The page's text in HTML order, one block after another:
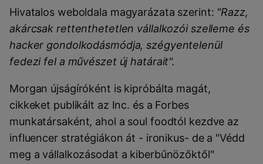
Hivatalos weboldala magyarázata szerint: "Razz,
akárcsak rettenthetetlen vállalkozói szelleme és
hacker gondolkodásmódja, szégyentelenül
fedezi fel a művészet új határait".
Morgan újságíróként is kipróbálta magát,
cikkeket publikált az Inc. és a Forbes
munkatársaként, ahol a soul foodtól kezdve az
influencer stratégiákon át - ironikus- de a "Védd
meg a vállalkozásodat a kiberbűnözőktől"